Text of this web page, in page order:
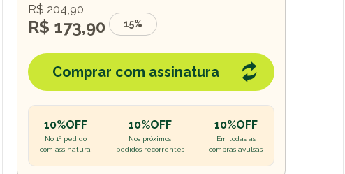
R$ 204,90
R$ 173,90 15%
Comprar com assinatura
10%OFF
No 1º pedido
com assinatura
10%OFF
Nos próximos
pedidos recorrentes
10%OFF
Em todas as
compras avulsas